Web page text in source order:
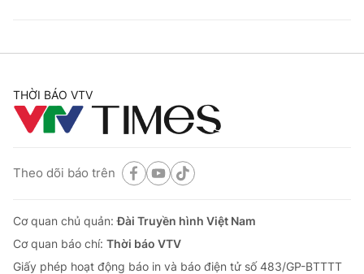
THỜI BÁO VTV
Theo dõi báo trên
Cơ quan chủ quản:Đài Truyền hình Việt Nam
Cơ quan báo chí: Thời báo VTV
Giấy phép hoạt động báo in và báo điện tử số 483/GP-BTTTT